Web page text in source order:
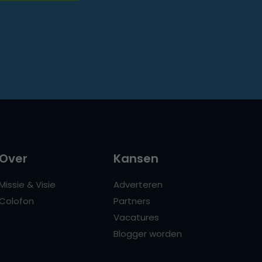
& Visie
Kansen
Adverteren
Partners
Vacatures
Blogger worden